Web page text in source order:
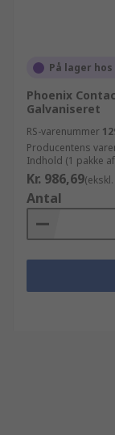
På lager
Phoenix
Galvaniseret
RS-varenummer
Producentens
Indhold (1 pakke
Kr. 986,69
Antal